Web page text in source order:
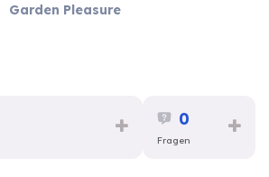
Garden Pleasure
0
Fragen